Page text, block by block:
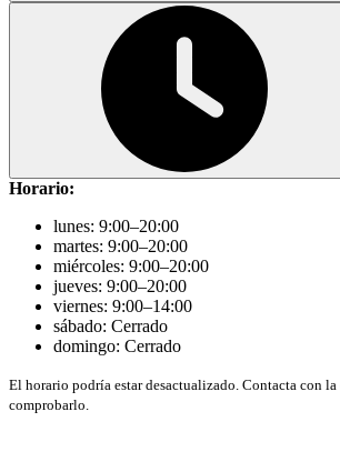
Horario:
lunes: 9:00–20:00
martes: 9:00–20:00
miércoles: 9:00–20:00
jueves: 9:00–20:00
viernes: 9:00–14:00
sábado: Cerrado
domingo: Cerrado
El horario podría estar desactualizado. Contacta con la
comprobarlo.